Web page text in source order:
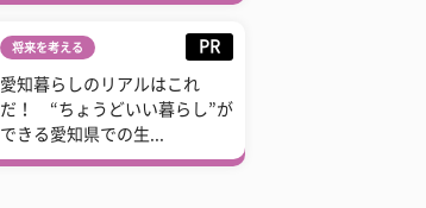
将来を考える PR
愛知暮らしのリアルはこれ
だ！ “ちょうどいい暮らし”が
できる愛知県での生...